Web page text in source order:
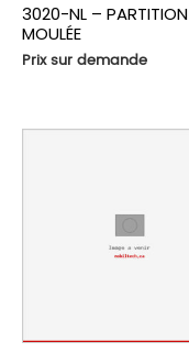
3020-NL – PARTITION
MOULÉE
Prix sur demande